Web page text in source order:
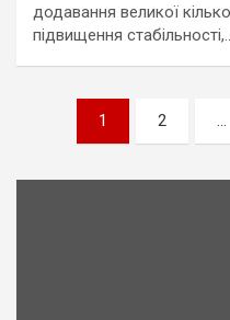
додавання великої
підвищення
Пагинация
записей
1 2 …